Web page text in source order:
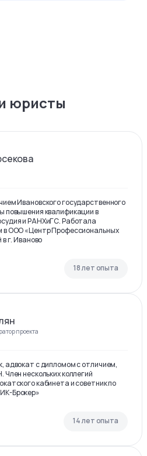
юристы
Ивановского государственного
повышения квалификации в
и РАНХиГС. Работала
в ООО «Центр Профессиональных
г. Иваново
18 лет опыта
проекта
адвокат с дипломом с отличием,
нескольких коллегий
кабинета и советник по
Брокер»
14 лет опыта